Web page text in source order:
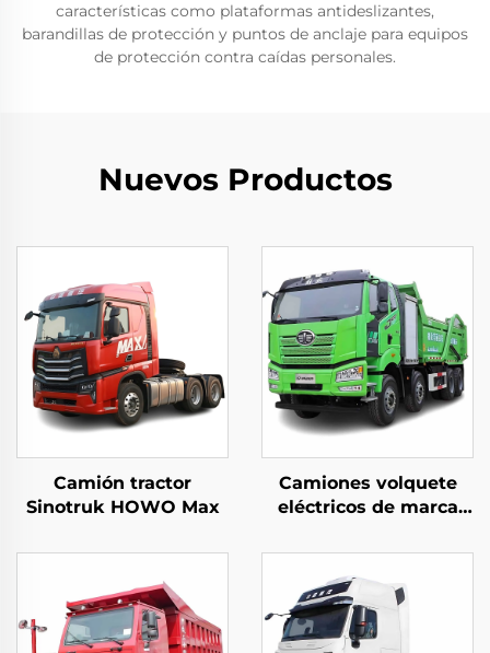
características como plataformas antideslizantes,
barandillas de protección y puntos de anclaje para equipos
de protección contra caídas personales.
Nuevos Productos
Camión tractor
Sinotruk HOWO Max
Camiones volquete
eléctricos de marca
toneladas 400HP
450HP 12 ruedas con
batería